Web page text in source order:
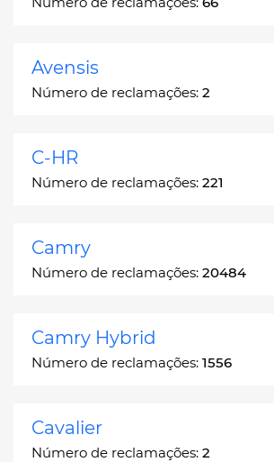
Avensis
Número de reclamações: 2
C-HR
Número de reclamações: 221
Camry
Número de reclamações: 20484
Camry Hybrid
Número de reclamações: 1556
Cavalier
Número de reclamações: 2